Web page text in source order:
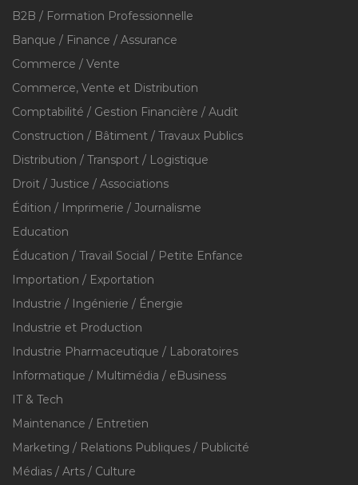
B2B / Formation Professionnelle
Banque / Finance / Assurance
Commerce / Vente
Commerce, Vente et Distribution
Comptabilité / Gestion Financière / Audit
Construction / Bâtiment / Travaux Publics
Distribution / Transport / Logistique
Droit / Justice / Associations
Édition / Imprimerie / Journalisme
Education
Éducation / Travail Social / Petite Enfance
Importation / Exportation
Industrie / Ingénierie / Énergie
Industrie et Production
Industrie Pharmaceutique / Laboratoires
Informatique / Multimédia / eBusiness
IT & Tech
Maintenance / Entretien
Marketing / Relations Publiques / Publicité
Médias / Arts / Culture